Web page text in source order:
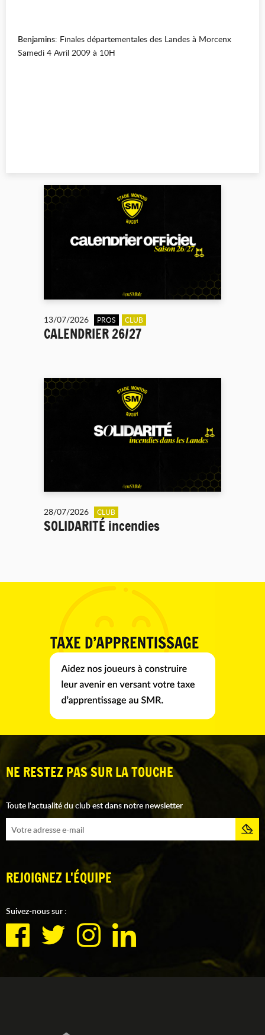
Benjamins: Finales départementales des Landes à Morcenx
Samedi 4 Avril 2009 à 10H
13/07/2026 PROS CLUB
CALENDRIER 26/27
28/07/2026 CLUB
SOLIDARITÉ incendies
NE RESTEZ PAS SUR LA TOUCHE
Toute l'actualité du club est dans notre newsletter
REJOIGNEZ L'ÉQUIPE
Suivez-nous sur :